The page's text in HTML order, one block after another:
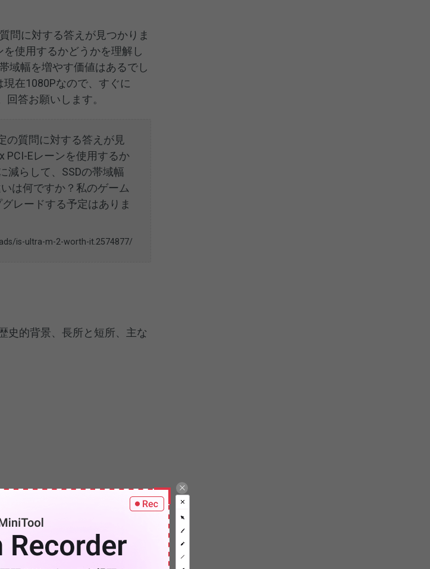
問に対する答えが見つかりま
を使用するかどうかを理解し
域幅を増やす価値はあるでし
在1080Pなので、すぐに
答お願いします。
の質問に対する答えが見
PCI-Eレーンを使用するか
減らして、SSDの帯域幅
は何ですか？私のゲーム
レードする予定はありま
is-ultra-m-2-worth-it.2574877/
史的背景、長所と短所、主な